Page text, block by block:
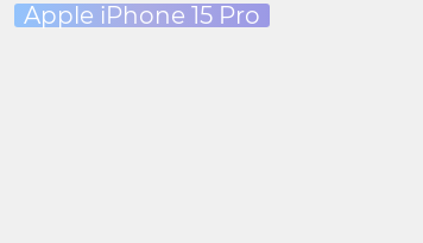
Apple iPhone 15 Pro